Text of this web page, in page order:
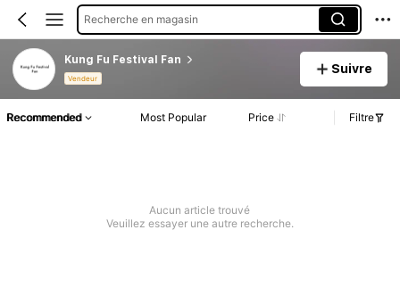
Recherche en magasin
Kung Fu Festival Fan
Vendeur
Suivre
Recommended Most Popular Price Filtre
Aucun article trouvé
Veuillez essayer une autre recherche.